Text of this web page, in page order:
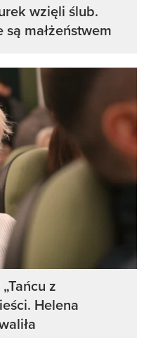
wzięli ślub.
małżeństwem
z
Helena